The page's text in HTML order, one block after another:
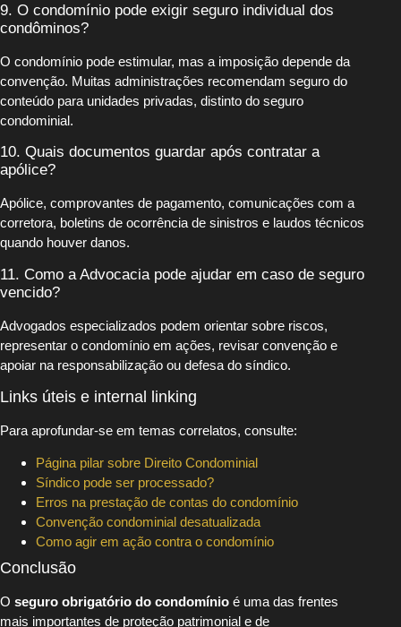
9. O condomínio pode exigir seguro individual dos
condôminos?
O condomínio pode estimular, mas a imposição depende da
convenção. Muitas administrações recomendam seguro do
conteúdo para unidades privadas, distinto do seguro
condominial.
10. Quais documentos guardar após contratar a
apólice?
Apólice, comprovantes de pagamento, comunicações com a
corretora, boletins de ocorrência de sinistros e laudos técnicos
quando houver danos.
11. Como a Advocacia pode ajudar em caso de seguro
vencido?
Advogados especializados podem orientar sobre riscos,
representar o condomínio em ações, revisar convenção e
apoiar na responsabilização ou defesa do síndico.
Links úteis e internal linking
Para aprofundar-se em temas correlatos, consulte:
Página pilar sobre Direito Condominial
Síndico pode ser processado?
Erros na prestação de contas do condomínio
Convenção condominial desatualizada
Como agir em ação contra o condomínio
Conclusão
O seguro obrigatório do condomínio é uma das frentes
mais importantes de proteção patrimonial e de